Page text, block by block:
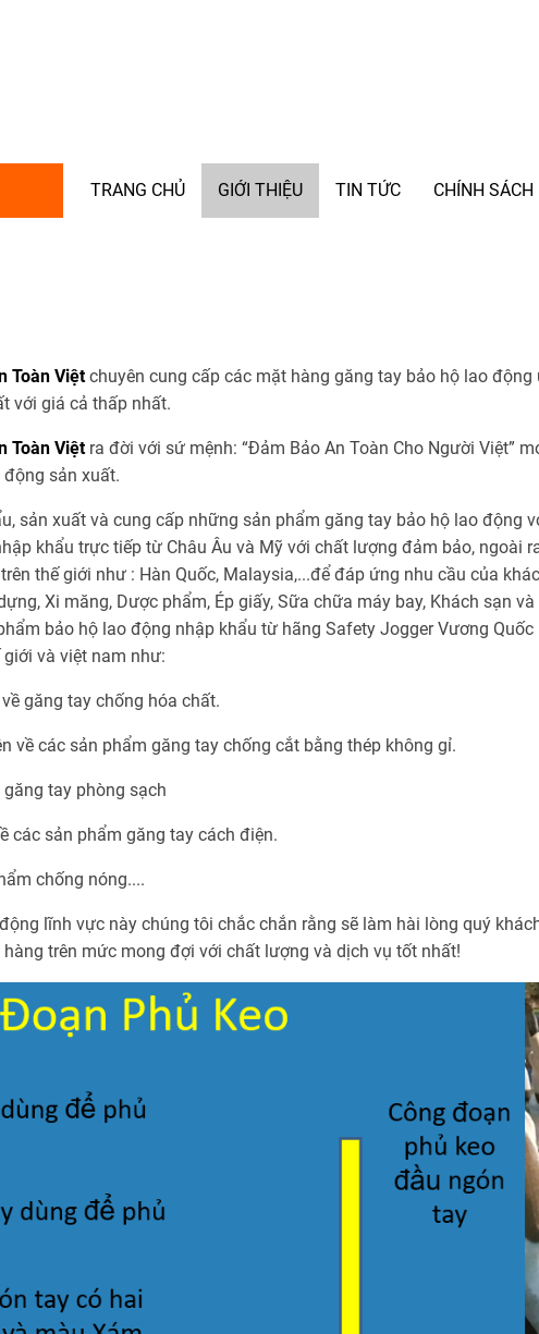
TRANG CHỦ GIỚI THIỆU TIN TỨC CHÍNH SÁCH
Toàn Việtchuyên cung cấp các mặt hàng găng tay bảo hộ lao
với giá cả thấp nhất.
Toàn Việt ra đời với sứ mệnh: “Đảm Bảo An Toàn Cho Người Việt”
sản xuất.
sản xuất và cung cấp những sản phẩm găng tay bảo hộ lao
khẩu trực tiếp từ Châu Âu và Mỹ với chất lượng đảm bảo,
thế giới như : Hàn Quốc, Malaysia,...để đáp ứng nhu cầu của
Xi măng, Dược phẩm, Ép giấy, Sữa chữa máy bay, Khách sạn
bảo hộ lao động nhập khẩu từ hãng Safety Jogger Vương
và việt nam như:
găng tay chống hóa chất.
về các sản phẩm găng tay chống cắt bằng thép không gỉ.
tay phòng sạch
các sản phẩm găng tay cách điện.
chống nóng....
lĩnh vực này chúng tôi chắc chắn rằng sẽ làm hài lòng quý
trên mức mong đợi với chất lượng và dịch vụ tốt nhất!